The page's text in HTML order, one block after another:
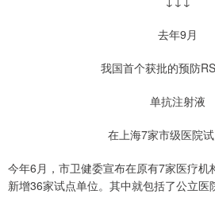
去年9月
我国首个获批的预防
单抗注射液
在上海7家市级医院
今年6月，市卫健委宣布在原有7家医疗机
新增36家试点单位。其中就包括了公立